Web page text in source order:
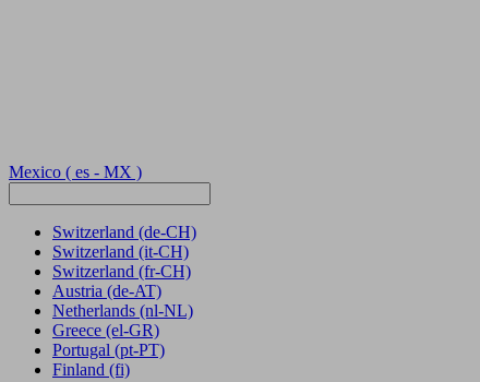
Mexico ( es - MX )
Switzerland (de-CH)
Switzerland (it-CH)
Switzerland (fr-CH)
Austria (de-AT)
Netherlands (nl-NL)
Greece (el-GR)
Portugal (pt-PT)
Finland (fi)